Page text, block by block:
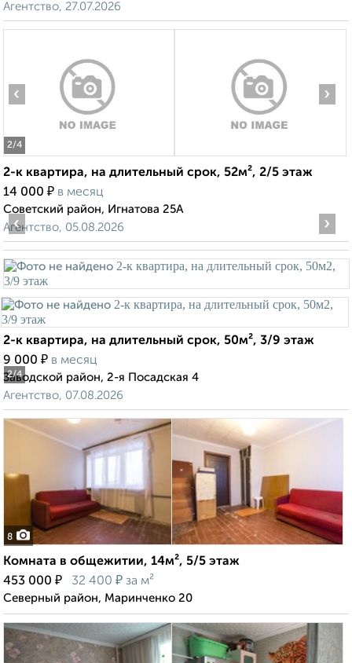
Агентство, 27.07.2026
2/4
‹ ›
2-к квартира, на длительный срок, 52м², 2/5 этаж
14 000 ₽ в месяц
Советский район, Игнатова 25А
Агентство, 05.08.2026
2/4
‹ ›
2-к квартира, на длительный срок, 50м², 3/9 этаж
9 000 ₽ в месяц
Заводской район, 2-я Посадская 4
Агентство, 07.08.2026
8
Комната в общежитии, 14м², 5/5 этаж
453 000 ₽ 32 400 ₽ за м²
Северный район, Маринченко 20